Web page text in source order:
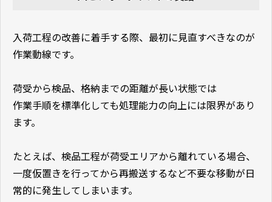
入荷工程の改善に着手する際、最初に見直すべきなのが
作業動線です。
荷受から検品、格納までの距離が長い状態では
作業手順を標準化しても処理能力の向上には限界があり
ます。
たとえば、検品工程が荷受エリアから離れている場合、
一度仮置きを行ってから再搬送するなど不要な移動が日
常的に発生してしまいます。